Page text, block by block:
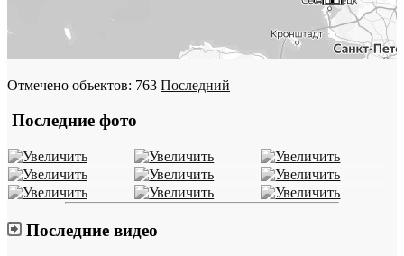
Отмечено объектов: 763 Последний
Последние фото
Последние видео